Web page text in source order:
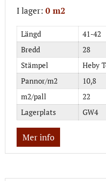
I lager: 0 m2
Längd
41-42
Bredd
28
Stämpel
Heby
Pannor/m2
10,8
m2/pall
22
Lagerplats
GW4
Mer info